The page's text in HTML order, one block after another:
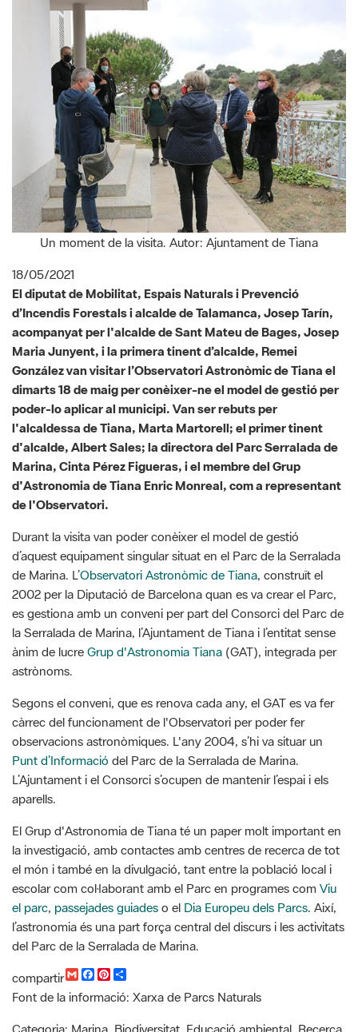
Un moment de la visita. Autor: Ajuntament de Tiana
18/05/2021
El diputat de Mobilitat, Espais Naturals i Prevenció
d’Incendis Forestals i alcalde de Talamanca, Josep Tarín,
acompanyat per l'alcalde de Sant Mateu de Bages, Josep
Maria Junyent, i la primera tinent d’alcalde, Remei
González van visitar l’Observatori Astronòmic de Tiana el
dimarts 18 de maig per conèixer-ne el model de gestió per
poder-lo aplicar al municipi. Van ser rebuts per
l'alcaldessa de Tiana, Marta Martorell; el primer tinent
d'alcalde, Albert Sales; la directora del Parc Serralada de
Marina, Cinta Pérez Figueras, i el membre del Grup
d'Astronomia de Tiana Enric Monreal, com a representant
de l'Observatori.
Durant la visita van poder conèixer el model de gestió
d’aquest equipament singular situat en el Parc de la Serralada
2002 per la Diputació de Barcelona quan es va crear el Parc,
es gestiona amb un conveni per part del Consorci del Parc de
la Serralada de Marina, l’Ajuntament de Tiana i l’entitat sense
ànim de lucreGrup d'Astronomia Tiana(GAT), integrada per
astrònoms.
Segons el conveni, que es renova cada any, el GAT es va fer
càrrec del funcionament de l'Observatori per poder fer
Punt d’Informaciódel Parc de la Serralada de Marina.
L’Ajuntament i el Consorci s’ocupen de mantenir l’espai i els
aparells.
El Grup d'Astronomia de Tiana té un paper molt important en
la investigació, amb contactes amb centres de recerca de tot
el món i també en la divulgació, tant entre la població local i
escolar com col·laborant amb el Parc en programes comViu
el parc,passejades guiadeso elDia Europeu dels Parcs . Així,
l’astronomia és una part força central del discurs i les activitats
del Parc de la Serralada de Marina.
compartir
G
m
a
i
F
a
c
e
b
o
o
k
P
i
n
t
e
r
e
s
C
o
m
p
t
i
Font de la informació: Xarxa de Parcs Naturals
Categoria: Marina, Biodiversitat, Educació ambiental, Recerca
i seguiment, Divulgació, ODS,